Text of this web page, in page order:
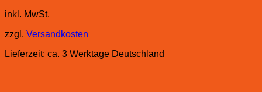
inkl. MwSt.
zzgl. Versandkosten
Lieferzeit: ca. 3 Werktage Deutschland